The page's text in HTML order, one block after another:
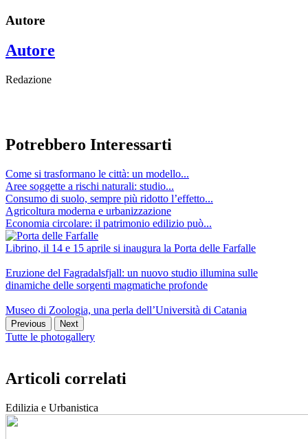
Autore
Autore
Redazione
Potrebbero Interessarti
Come si trasformano le città: un modello...
Aree soggette a rischi naturali: studio...
Consumo di suolo, sempre più ridotto l’effetto...
Agricoltura moderna e urbanizzazione
Economia circolare: il patrimonio edilizio può...
Librino, il 14 e 15 aprile si inaugura la Porta delle Farfalle
Eruzione del Fagradalsfjall: un nuovo studio illumina sulle
dinamiche delle sorgenti magmatiche profonde
Museo di Zoologia, una perla dell’Università di Catania
Previous Next
Tutte le photogallery
Articoli correlati
Edilizia e Urbanistica